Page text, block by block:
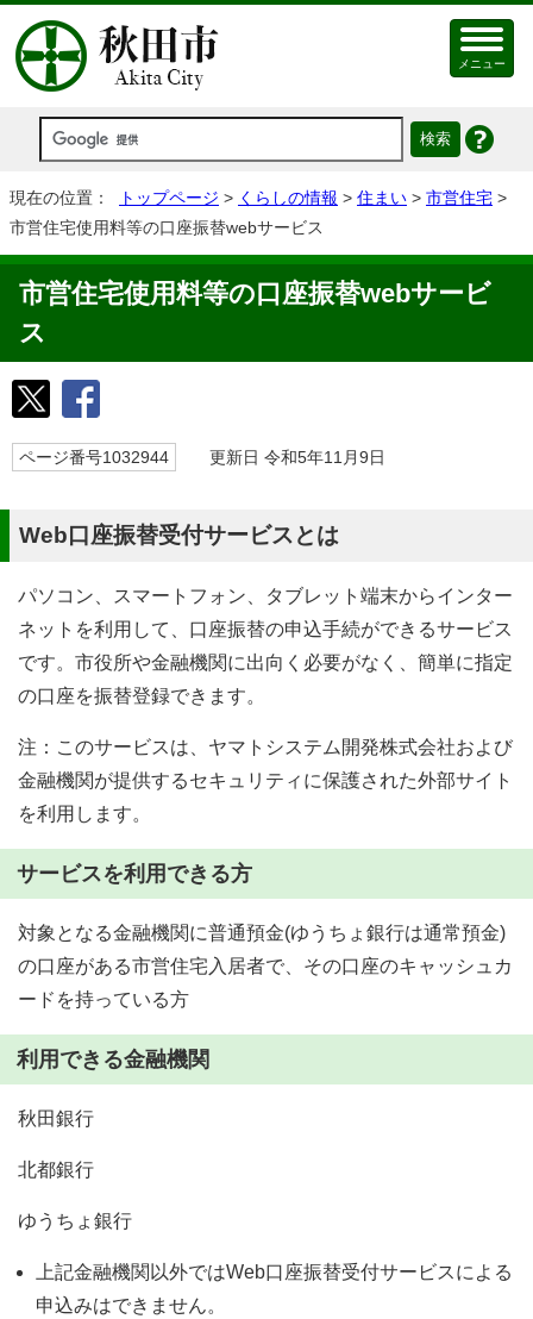
メニュー
現在の位置： トップページ > くらしの情報 > 住まい > 市営住宅 >
市営住宅使用料等の口座振替webサービス
市営住宅使用料等の口座振替webサービ
ス
ページ番号1032944 更新日 令和5年11月9日
Web口座振替受付サービスとは
パソコン、スマートフォン、タブレット端末からインター
ネットを利用して、口座振替の申込手続ができるサービス
です。市役所や金融機関に出向く必要がなく、簡単に指定
の口座を振替登録できます。
注：このサービスは、ヤマトシステム開発株式会社および
金融機関が提供するセキュリティに保護された外部サイト
を利用します。
サービスを利用できる方
対象となる金融機関に普通預金(ゆうちょ銀行は通常預金)
の口座がある市営住宅入居者で、その口座のキャッシュカ
ードを持っている方
利用できる金融機関
秋田銀行
北都銀行
ゆうちょ銀行
上記金融機関以外ではWeb口座振替受付サービスによる
申込みはできません。